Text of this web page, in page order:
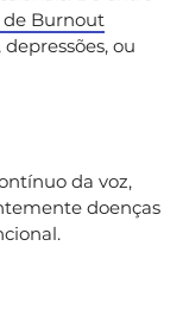
Burnout
ou
da voz,
doenças